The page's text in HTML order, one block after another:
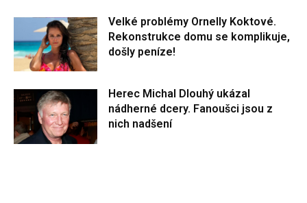
Velké problémy Ornelly Koktové.
Rekonstrukce domu se komplikuje,
došly peníze!
Herec Michal Dlouhý ukázal
nádherné dcery. Fanoušci jsou z
nich nadšení